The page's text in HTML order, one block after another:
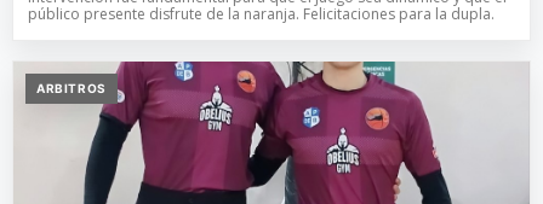
público presente disfrute de la naranja. Felicitaciones para la dupla.
ARBITROS